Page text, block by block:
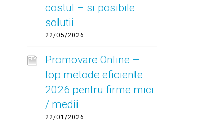
costul – si posibile
solutii
22/05/2026
Promovare Online –
top metode eficiente
2026 pentru firme mici
/ medii
22/01/2026